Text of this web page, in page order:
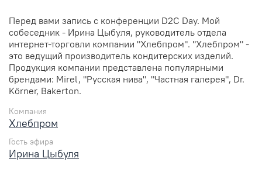
Перед вами запись с конференции D2C Day. Мой
собеседник - Ирина Цыбуля, руководитель отдела
интернет-торговли компании "Хлебпром". "Хлебпром" -
это ведущий производитель кондитерских изделий.
Продукция компании представлена популярными
брендами: Mirel, "Русская нива", "Частная галерея", Dr.
Körner, Bakerton.
Компания
Хлебпром
Гость эфира
Ирина Цыбуля